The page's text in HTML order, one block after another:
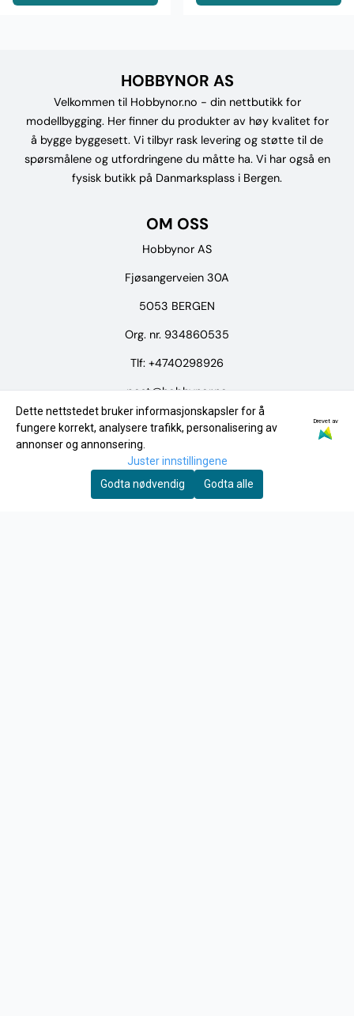
HOBBYNOR AS
Velkommen til Hobbynor.no - din nettbutikk for
modellbygging. Her finner du produkter av høy kvalitet for
å bygge byggesett. Vi tilbyr rask levering og støtte til de
spørsmålene og utfordringene du måtte ha. Vi har også en
fysisk butikk på Danmarksplass i Bergen.
OM OSS
Hobbynor AS
Fjøsangerveien 30A
5053 BERGEN
Org. nr. 934860535
Tlf: +4740298926
post@hobbynor.no
Meny
Merker
Tilbud
Dette nettstedet bruker informasjonskapsler for å
fungere korrekt, analysere trafikk, personalisering av
annonser og annonsering.
Drevet av
Juster innstillingene
Godta nødvendig
Godta alle